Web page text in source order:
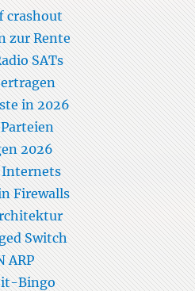
crashout
zur Rente
SATs
in 2026
2026
Internets
Firewalls
Switch
ARP
Bingo